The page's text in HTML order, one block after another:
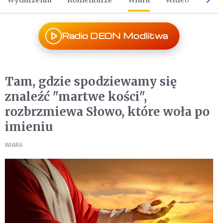
Radio DEON Modlitwa
Tam, gdzie spodziewamy się
znaleźć "martwe kości",
rozbrzmiewa Słowo, które woła po
imieniu
WIARA